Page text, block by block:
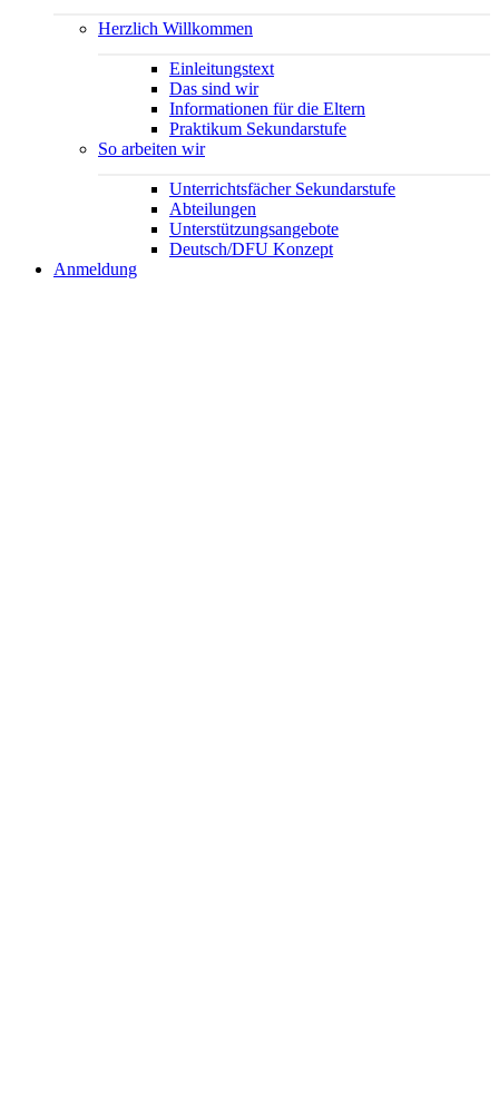
Herzlich Willkommen
Einleitungstext
Das sind wir
Informationen für die Eltern
Praktikum Sekundarstufe
So arbeiten wir
Unterrichtsfächer Sekundarstufe
Abteilungen
Unterstützungsangebote
Deutsch/DFU Konzept
Anmeldung